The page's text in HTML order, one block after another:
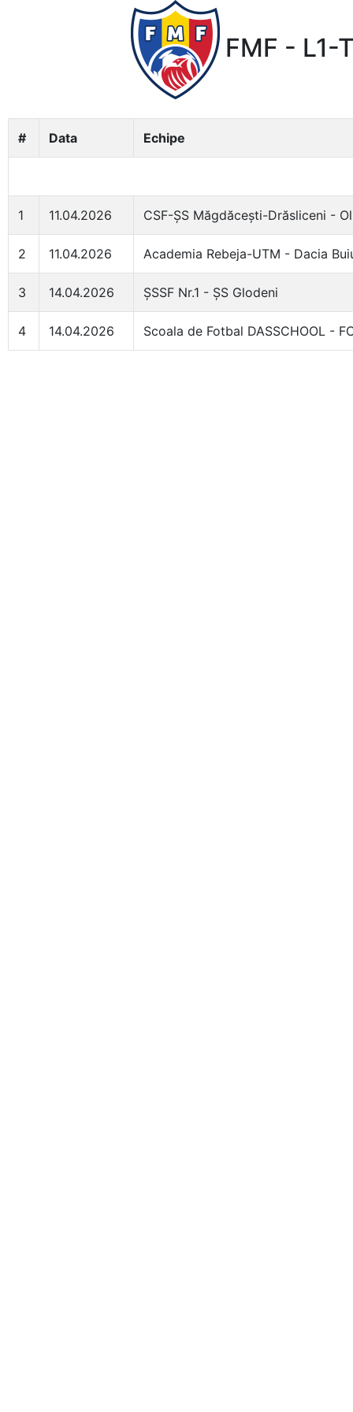
FMF - L1-
# Data Echipe
1 11.04.2026 CSF-ȘS Măgdăcești-Drăsliceni -
2 11.04.2026 Academia Rebeja-UTM - Dacia
3 14.04.2026 ȘSSF Nr.1 - ȘS Glodeni
4 14.04.2026 Scoala de Fotbal DASSCHOOL -